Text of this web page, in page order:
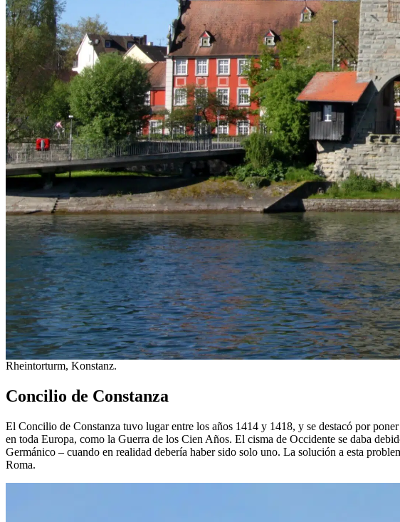
Rheintorturm, Konstanz.
Concilio de Constanza
El Concilio de Constanza tuvo lugar entre los años 1414 y 1418, y se destacó por
en toda Europa, como la Guerra de los Cien Años. El cisma de Occidente se daba
Germánico – cuando en realidad debería haber sido solo uno. La solución a esta
Roma.